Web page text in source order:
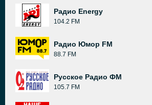
Радио Energy
104.2 FM
Радио Юмор FM
88.7 FM
Русское Радио ФМ
105.7 FM